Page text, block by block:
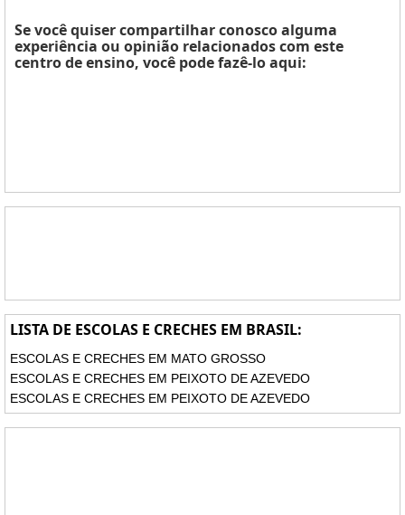
Se você quiser compartilhar conosco alguma
experiência ou opinião relacionados com este
centro de ensino, você pode fazê-lo aqui:
LISTA DE ESCOLAS E CRECHES EM BRASIL:
ESCOLAS E CRECHES EM MATO GROSSO
ESCOLAS E CRECHES EM PEIXOTO DE AZEVEDO
ESCOLAS E CRECHES EM PEIXOTO DE AZEVEDO